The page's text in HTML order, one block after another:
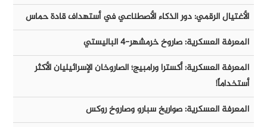
الأغتيال الرقمي: دور الذكاء الأصطناعي في أستهداف قادة حماس
المعرفة العسكرية: صاروخ خرمشهر-٤ الباليستي
المعرفة العسكرية: أكسترا ورامبيج؛ الصاروخان الإسرائيليان الأكثر
أستخداماً!
المعرفة العسكرية: صواريخ سبارو وصاروخ روكس